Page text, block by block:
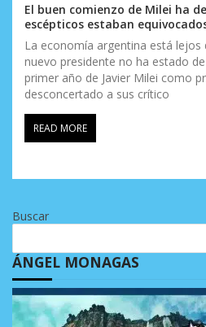
El buen comienzo de Milei ha
escépticos estaban
La economía argentina está lejos
nuevo presidente no ha estado
primer año de Javier Milei como
desconcertado a sus crítico
READ MORE
Buscar
ÁNGEL MONAGAS